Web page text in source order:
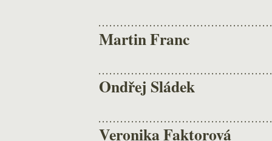
Martin Franc
Ondřej Sládek
Veronika Faktorová